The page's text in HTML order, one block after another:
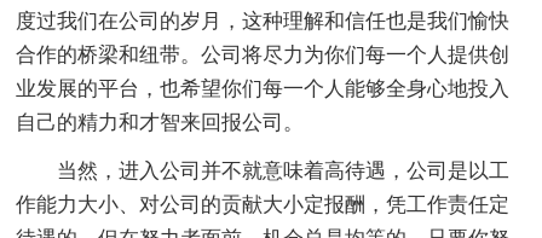
度过我们在公司的岁月，这种理解和信任也是我们愉快
合作的桥梁和纽带。公司将尽力为你们每一个人提供创
业发展的平台，也希望你们每一个人能够全身心地投入
自己的精力和才智来回报公司。
当然，进入公司并不就意味着高待遇，公司是以工
作能力大小、对公司的贡献大小定报酬，凭工作责任定